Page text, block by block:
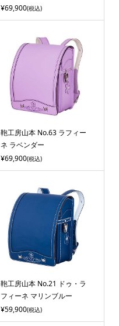
¥69,900(税込)
鞄工房山本 No.63 ラフィー
ネ ラベンダー
¥69,900(税込)
鞄工房山本 No.21 ドゥ・ラ
フィーネ マリンブルー
¥59,900(税込)